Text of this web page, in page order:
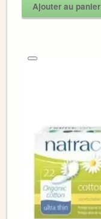
Ajouter au panier